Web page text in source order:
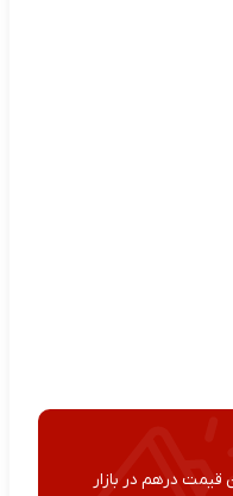
درهم در بازار